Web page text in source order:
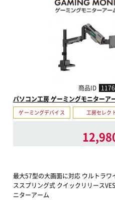
商品ID
パソコン工房 ゲーミングモニターア
ゲーミングデバイス 工房セレク
最大57型の大画面に対応 ウルトラ
ススプリング式 クイックリリース
ニターアーム